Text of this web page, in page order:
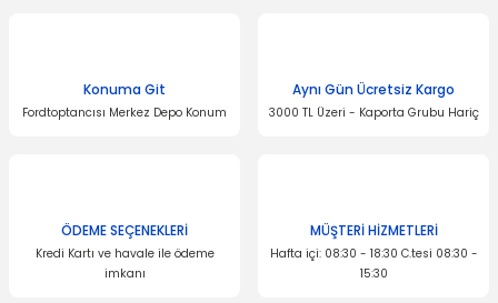
Konuma Git
Fordtoptancısı Merkez Depo Konum
Aynı Gün Ücretsiz Kargo
3000 TL Üzeri - Kaporta Grubu Hariç
ÖDEME SEÇENEKLERİ
Kredi Kartı ve havale ile ödeme
imkanı
MÜŞTERİ HİZMETLERİ
Hafta içi: 08:30 - 18:30 C.tesi 08:30 -
15:30